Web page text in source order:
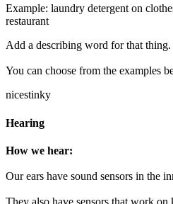
Example: laundry detergent on
restaurant
Add a describing word for that thing.
You can choose from the examples
nicestinky
Hearing
How we hear:
Our ears have sound sensors in the
They also have sensors that work on